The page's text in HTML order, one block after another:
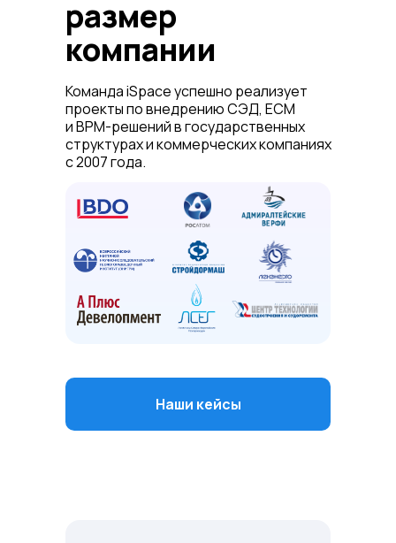
Команда iSpace успешно реализует
проекты по внедрению СЭД, ECM
и BPM-решений в государственных
структурах и коммерческих компаниях
с 2007 года.
Наши кейсы
размер
компании